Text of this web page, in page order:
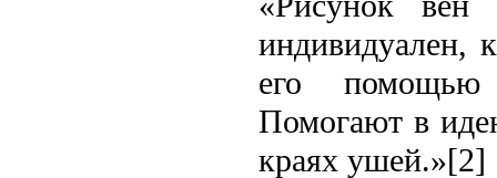
индивидуалeн,
его помощью
Помогают в
краях ушей.»[2]